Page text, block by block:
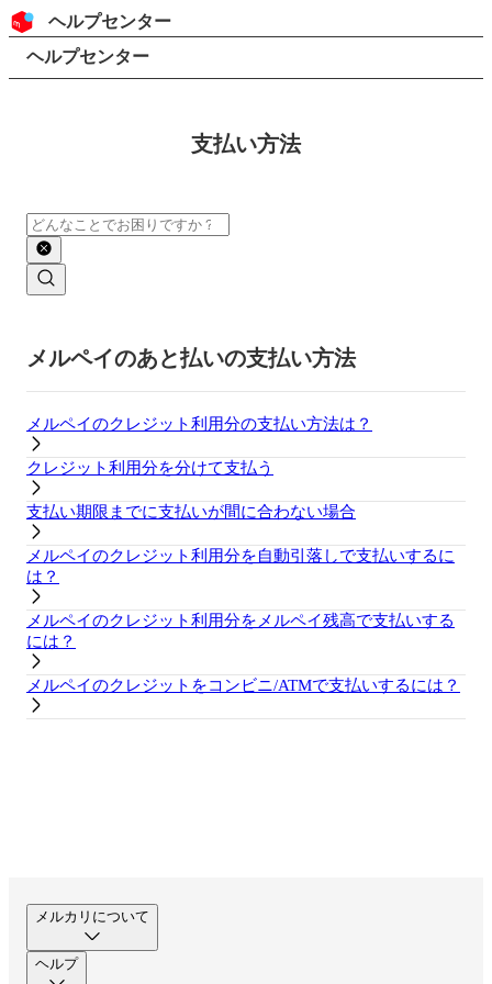
コンテンツにスキップ
ヘッダー
ヘルプセンター
検索
パンくずリスト
ヘルプセンター
支払い方法
検索
メルペイのあと払いの支払い方法
メルペイのクレジット利用分の支払い方法は？
クレジット利用分を分けて支払う
支払い期限までに支払いが間に合わない場合
メルペイのクレジット利用分を自動引落しで支払いするに
は？
メルペイのクレジット利用分をメルペイ残高で支払いする
には？
メルペイのクレジットをコンビニ/ATMで支払いするには？
メルカリについて
ヘルプ